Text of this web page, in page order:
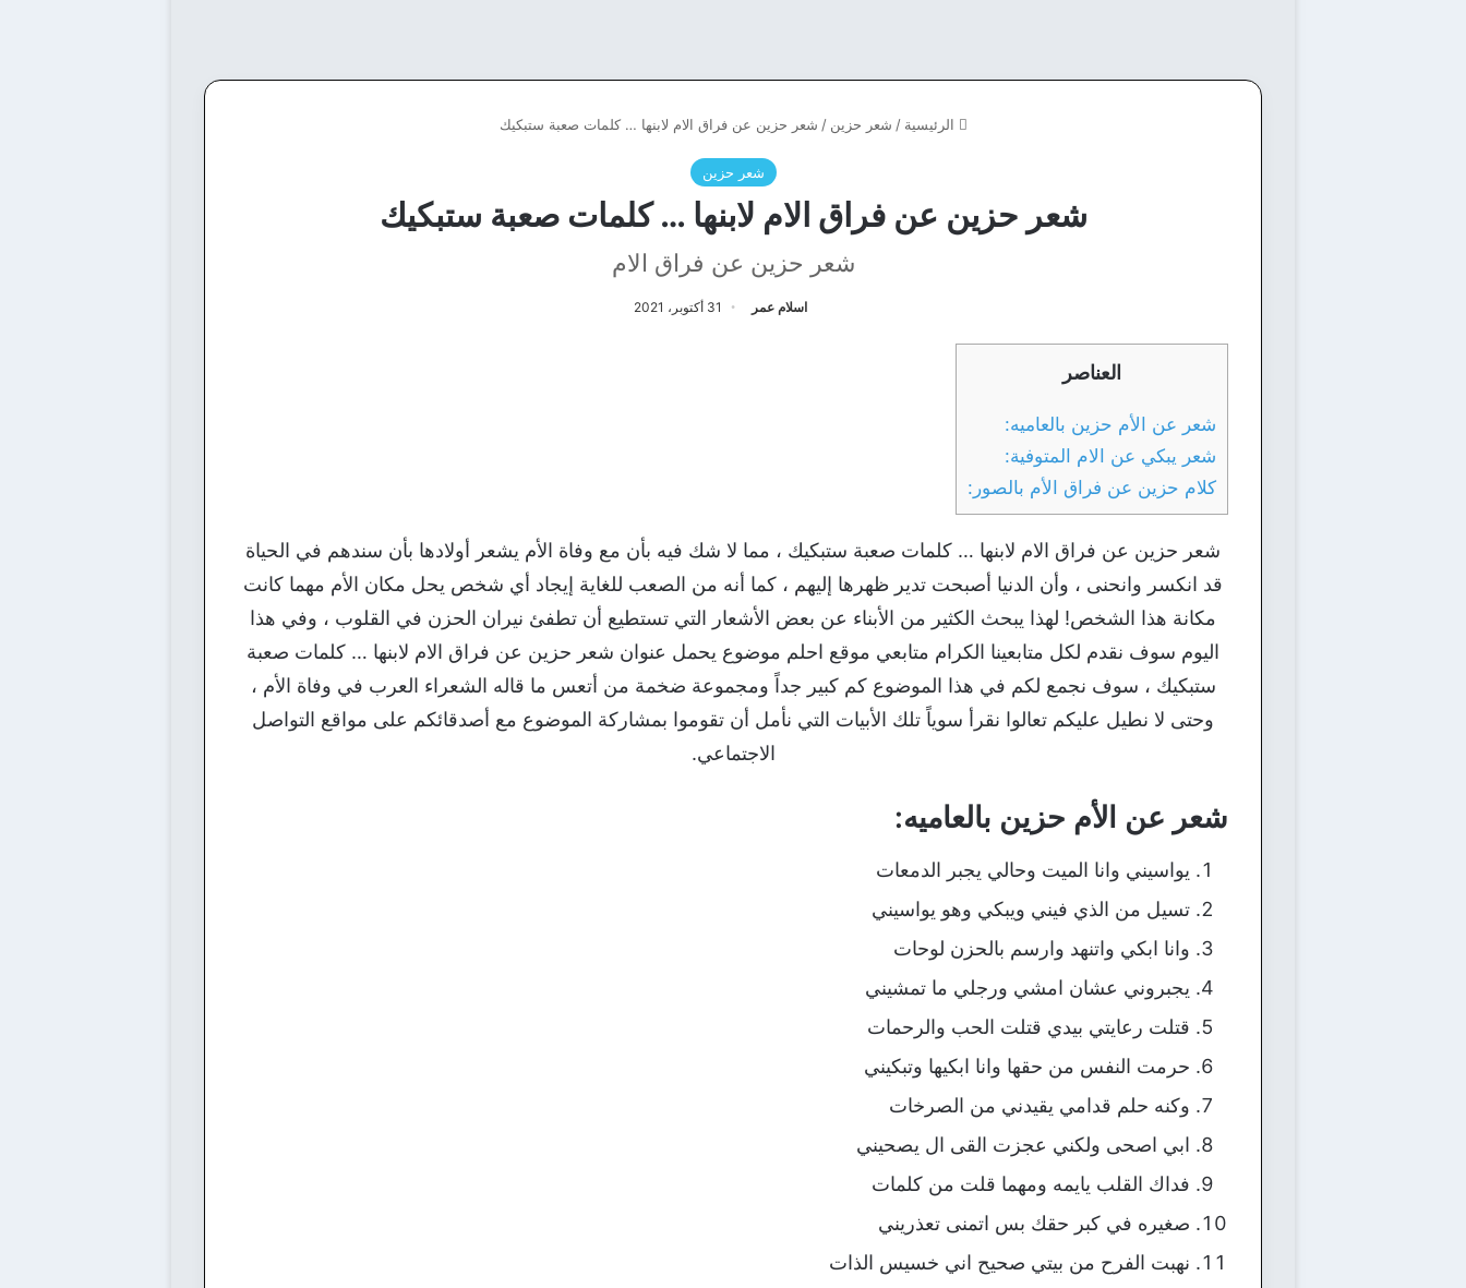
الرئيسية / شعر حزين / شعر حزين عن فراق الام لابنها … كلمات صعبة ستبكيك
شعر حزين
شعر حزين عن فراق الام لابنها … كلمات صعبة ستبكيك
شعر حزين عن فراق الام
اسلام عمر 31 أكتوبر، 2021
العناصر
شعر عن الأم حزين بالعاميه:
شعر يبكي عن الام المتوفية:
كلام حزين عن فراق الأم بالصور:
شعر حزين عن فراق الام لابنها … كلمات صعبة ستبكيك ، مما لا شك فيه بأن مع وفاة الأم يشعر أولادها بأن سندهم في الحياة
قد انكسر وانحنى ، وأن الدنيا أصبحت تدير ظهرها إليهم ، كما أنه من الصعب للغاية إيجاد أي شخص يحل مكان الأم مهما كانت
مكانة هذا الشخص! لهذا يبحث الكثير من الأبناء عن بعض الأشعار التي تستطيع أن تطفئ نيران الحزن في القلوب ، وفي هذا
اليوم سوف نقدم لكل متابعينا الكرام متابعي موقع احلم موضوع يحمل عنوان شعر حزين عن فراق الام لابنها … كلمات صعبة
ستبكيك ، سوف نجمع لكم في هذا الموضوع كم كبير جداً ومجموعة ضخمة من أتعس ما قاله الشعراء العرب في وفاة الأم ،
وحتى لا نطيل عليكم تعالوا نقرأ سوياً تلك الأبيات التي نأمل أن تقوموا بمشاركة الموضوع مع أصدقائكم على مواقع التواصل
الاجتماعي.
شعر عن الأم حزين بالعاميه:
يواسيني وانا الميت وحالي يجبر الدمعات
تسيل من الذي فيني ويبكي وهو يواسيني
وانا ابكي واتنهد وارسم بالحزن لوحات
يجبروني عشان امشي ورجلي ما تمشيني
قتلت رعايتي بيدي قتلت الحب والرحمات
حرمت النفس من حقها وانا ابكيها وتبكيني
وكنه حلم قدامي يقيدني من الصرخات
ابي اصحى ولكني عجزت القى ال يصحيني
فداك القلب يايمه ومهما قلت من كلمات
صغيره في كبر حقك بس اتمنى تعذريني
نهبت الفرح من بيتي صحيح اني خسيس الذات